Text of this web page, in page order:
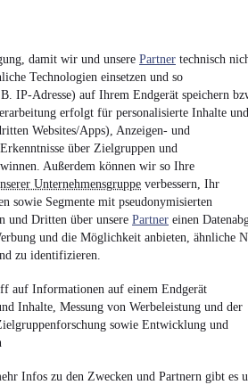
damit wir und unsere Partner technisch
Technologien einsetzen und so
IP-Adresse) auf Ihrem Endgerät speichern
erfolgt für personalisierte Inhalte und
Websites/Apps), Anzeigen- und
über Zielgruppen und
Außerdem können wir so Ihre
Unternehmensgruppe verbessern, Ihr
sowie Segmente mit pseudonymisierten
und Dritten über unsere Partner einen
und die Möglichkeit anbieten, ähnliche
zu identifizieren.
auf Informationen auf einem Endgerät
Inhalte, Messung von Werbeleistung und der
sowie Entwicklung und
Infos zu den Zwecken und Partnern gibt es
gefunden
schnell und einfach
App installieren